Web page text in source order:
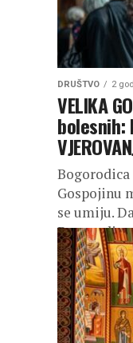
DRUŠTVO 2
VELIKA
bolesnih:
Gospojinu
se umiju.